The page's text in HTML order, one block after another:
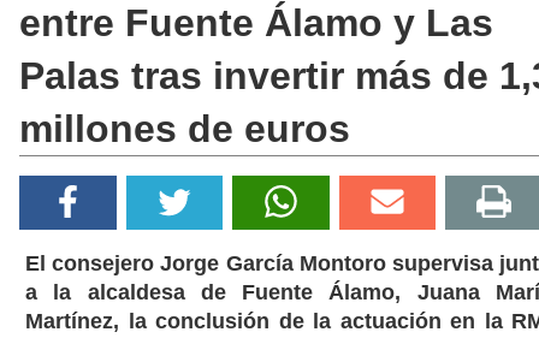
entre Fuente Álamo y Las
Palas tras invertir más de
millones de euros
El consejero Jorge García Montoro supervisa
a la alcaldesa de Fuente Álamo, Juana
Martínez, la conclusión de la actuación en la